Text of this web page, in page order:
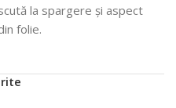
la spargere și aspect
folie.